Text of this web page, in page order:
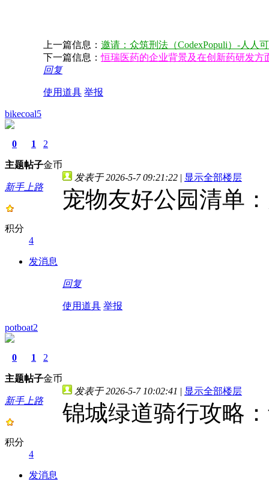
上一篇信息： 邀请：众筑刑法（CodexPopuli）-人人
下一篇信息：恒瑞医药的企业背景及在创新药研发方
回复
使用道具 举报
bikecoal5
0
主题
1
帖子
2
金币
新手上路
积分
4
发消息
发表于 2026-5-7 09:21:22 | 显示全部楼层
宠物友好公园清单
回复
使用道具 举报
potboat2
0
主题
1
帖子
2
金币
新手上路
积分
4
发消息
发表于 2026-5-7 10:02:41 | 显示全部楼层
锦城绿道骑行攻略